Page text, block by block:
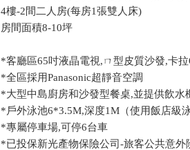
4樓-2間二人房(每房1張雙人床)
房間面積8-10坪
*客廳區65吋液晶電視,ㄇ型皮質沙發,卡
*全區採用Panasonic超靜音空調
*大型中島廚房和沙發型餐桌,並提供飲
*戶外泳池6*3.5M,深度1M（使用飯店級
*專屬停車場,可停6台車
*已投保新光產物保險公司-旅客公共意外